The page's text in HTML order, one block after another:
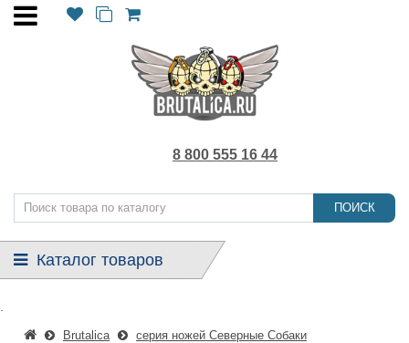
8 800 555 16 44
ПОИСК
Каталог товаров
Brutalica
серия ножей Северные Собаки